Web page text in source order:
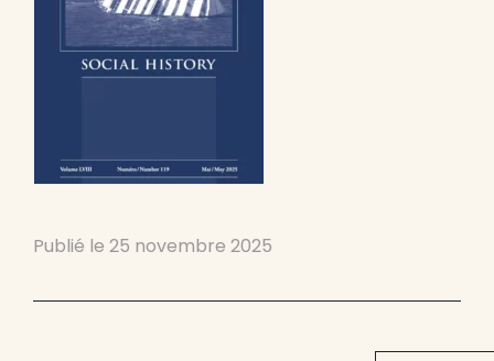
Publié le 25 novembre 2025